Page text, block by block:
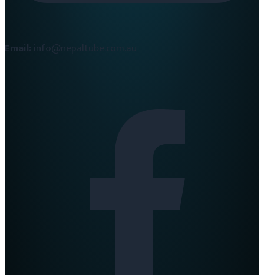
Email: